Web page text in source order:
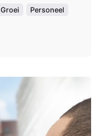
Groei Personeel